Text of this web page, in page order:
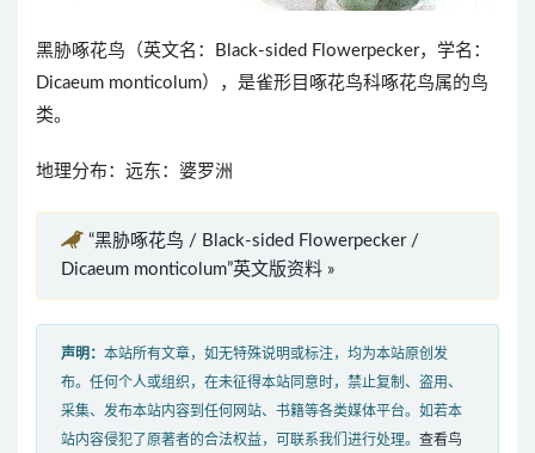
黑胁啄花鸟（英文名：Black-sided Flowerpecker，学名：
Dicaeum monticolum），是雀形目啄花鸟科啄花鸟属的鸟
类。
地理分布：远东：婆罗洲
“黑胁啄花鸟 / Black-sided Flowerpecker /
Dicaeum monticolum”英文版资料 »
声明： 本站所有文章，如无特殊说明或标注，均为本站原创发
布。任何个人或组织，在未征得本站同意时，禁止复制、盗用、
采集、发布本站内容到任何网站、书籍等各类媒体平台。如若本
站内容侵犯了原著者的合法权益，可联系我们进行处理。 查看鸟